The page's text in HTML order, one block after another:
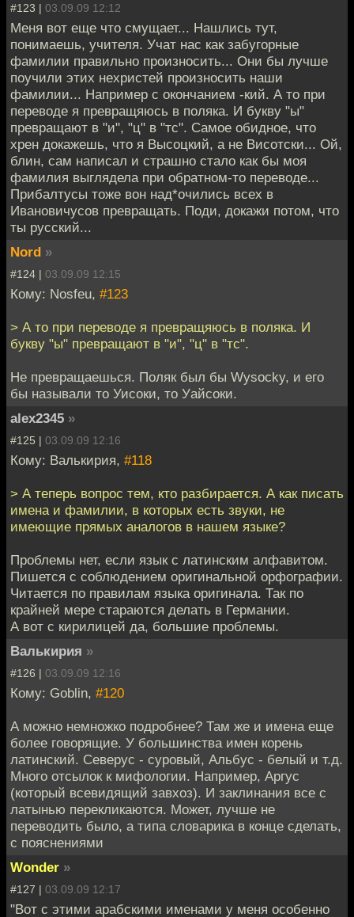
#123 | 03.09.09 12:12
Меня вот еще что смущает... Нашлись тут,
понимаешь, учителя. Учат нас как забугорные
фамилии правильно произносить... Они бы лучше
поучили этих нехристей произносить наши
фамилии... Например с окончанием -кий. А то при
переводе я превращяюсь в поляка. И букву "ы"
превращают в "и", "ц" в "тс". Самое обидное, что
хрен докажешь, что я Высоцкий, а не Висотски... Ой,
блин, сам написал и страшно стало как бы моя
фамилия выглядела при обратном-то переводе...
Прибалтусы тоже вон над*очились всех в
Ивановичусов превращать. Поди, докажи потом, что
ты русский...
Nord »
#124 | 03.09.09 12:15
Кому: Nosfeu, #123
> А то при переводе я превращяюсь в поляка. И
букву "ы" превращают в "и", "ц" в "тс".
Не превращаешься. Поляк был бы Wysocky, и его
бы называли то Уисоки, то Уайсоки.
alex2345 »
#125 | 03.09.09 12:16
Кому: Валькирия, #118
> А теперь вопрос тем, кто разбирается. А как писать
имена и фамилии, в которых есть звуки, не
имеющие прямых аналогов в нашем языке?
Проблемы нет, если язык с латинским алфавитом.
Пишется с соблюдением оригинальной орфографии.
Читается по правилам языка оригинала. Так по
крайней мере стараются делать в Германии.
А вот с кирилицей да, большие проблемы.
Валькирия »
#126 | 03.09.09 12:16
Кому: Goblin, #120
А можно немножко подробнее? Там же и имена еще
более говорящие. У большинства имен корень
латинский. Северус - суровый, Альбус - белый и т.д.
Много отсылок к мифологии. Например, Аргус
(который всевидящий завхоз). И заклинания все с
латынью перекликаются. Может, лучше не
переводить было, а типа словарика в конце сделать,
с пояснениями
Wonder »
#127 | 03.09.09 12:17
"Вот с этими арабскими именами у меня особенно